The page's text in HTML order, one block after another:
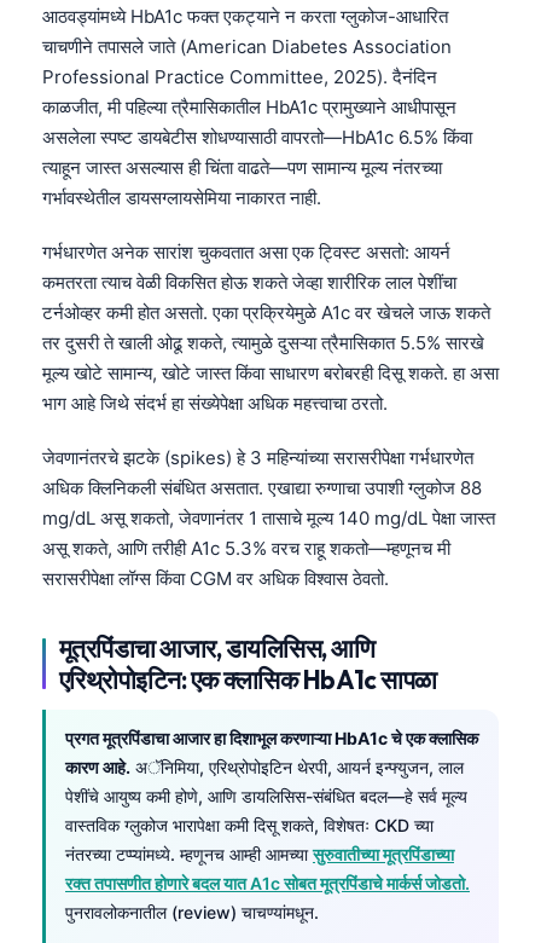
आठवड्यांमध्ये HbA1c फक्त एकट्याने न करता ग्लुकोज-आधारित
चाचणीने तपासले जाते (American Diabetes Association
Professional Practice Committee, 2025). दैनंदिन
काळजीत, मी पहिल्या त्रैमासिकातील HbA1c प्रामुख्याने आधीपासून
असलेला स्पष्ट डायबेटीस शोधण्यासाठी वापरतो—HbA1c 6.5% किंवा
त्याहून जास्त असल्यास ही चिंता वाढते—पण सामान्य मूल्य नंतरच्या
गर्भावस्थेतील डायसग्लायसेमिया नाकारत नाही.
गर्भधारणेत अनेक सारांश चुकवतात असा एक ट्विस्ट असतो: आयर्न
कमतरता त्याच वेळी विकसित होऊ शकते जेव्हा शारीरिक लाल पेशींचा
टर्नओव्हर कमी होत असतो. एका प्रक्रियेमुळे A1c वर खेचले जाऊ शकते
तर दुसरी ते खाली ओढू शकते, त्यामुळे दुसऱ्या त्रैमासिकात 5.5% सारखे
मूल्य खोटे सामान्य, खोटे जास्त किंवा साधारण बरोबरही दिसू शकते. हा असा
भाग आहे जिथे संदर्भ हा संख्येपेक्षा अधिक महत्त्वाचा ठरतो.
जेवणानंतरचे झटके (spikes) हे 3 महिन्यांच्या सरासरीपेक्षा गर्भधारणेत
अधिक क्लिनिकली संबंधित असतात. एखाद्या रुग्णाचा उपाशी ग्लुकोज 88
mg/dL असू शकतो, जेवणानंतर 1 तासाचे मूल्य 140 mg/dL पेक्षा जास्त
असू शकते, आणि तरीही A1c 5.3% वरच राहू शकतो—म्हणूनच मी
सरासरीपेक्षा लॉग्स किंवा CGM वर अधिक विश्वास ठेवतो.
मूत्रपिंडाचा आजार, डायलिसिस, आणि
एरिथ्रोपोइटिन: एक क्लासिक HbA1c सापळा
प्रगत मूत्रपिंडाचा आजार हा दिशाभूल करणाऱ्या HbA1c चे एक क्लासिक
कारण आहे. अॅनिमिया, एरिथ्रोपोइटिन थेरपी, आयर्न इन्फ्युजन, लाल
पेशींचे आयुष्य कमी होणे, आणि डायलिसिस-संबंधित बदल—हे सर्व मूल्य
वास्तविक ग्लुकोज भारापेक्षा कमी दिसू शकते, विशेषतः CKD च्या
नंतरच्या टप्प्यांमध्ये. म्हणूनच आम्ही आमच्यासुरुवातीच्या मूत्रपिंडाच्या
रक्त तपासणीत होणारे बदल यात A1c सोबत मूत्रपिंडाचे मार्कर्स जोडतो.
पुनरावलोकनातील (review) चाचण्यांमधून.